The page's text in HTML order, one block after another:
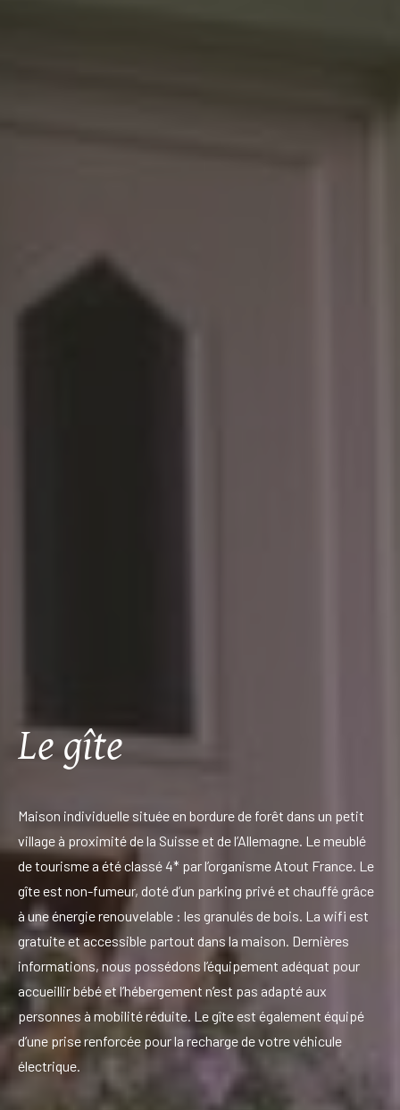
Le gîte
Maison individuelle située en bordure de forêt dans un petit
village à proximité de la Suisse et de l’Allemagne. Le meublé
de tourisme a été classé 4* par l’organisme Atout France. Le
gîte est non-fumeur, doté d’un parking privé et chauffé grâce
à une énergie renouvelable : les granulés de bois. La wifi est
gratuite et accessible partout dans la maison. Dernières
informations, nous possédons l’équipement adéquat pour
accueillir bébé et l’hébergement n’est pas adapté aux
personnes à mobilité réduite. Le gîte est également équipé
d’une prise renforcée pour la recharge de votre véhicule
électrique.